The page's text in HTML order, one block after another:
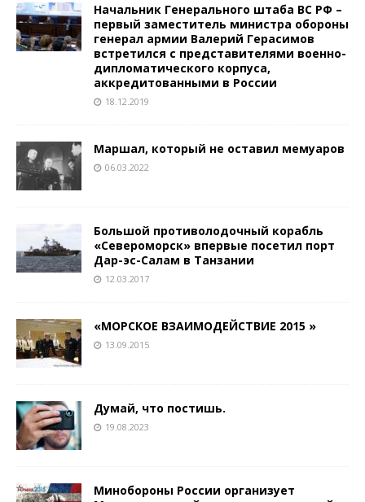
Начальник Генерального штаба ВС РФ –
первый заместитель министра обороны
генерал армии Валерий Герасимов
встретился с представителями военно-
дипломатического корпуса,
аккредитованными в России
18.12.2019
Маршал, который не оставил мемуаров
06.03.2022
Большой противолодочный корабль
«Североморск» впервые посетил порт
Дар-эс-Салам в Танзании
12.03.2017
«МОРСКОЕ ВЗАИМОДЕЙСТВИЕ­ 2015 »
13.09.2015
Думай, что постишь.
19.08.2023
Минобороны России организует